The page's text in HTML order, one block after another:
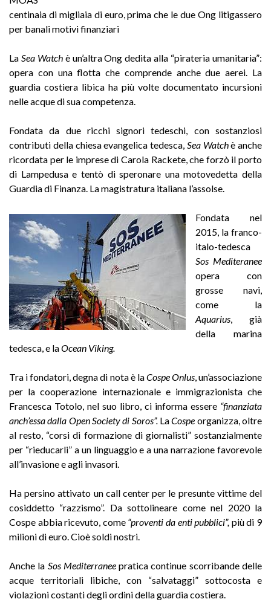
centinaia di migliaia di euro, prima che le due Ong litigassero
per banali motivi finanziari
La Sea Watchè un’altra Ong dedita alla “pirateria umanitaria”:
opera con una flotta che comprende anche due aerei. La
guardia costiera libica ha più volte documentato incursioni
nelle acque di sua competenza.
Fondata da due ricchi signori tedeschi, con sostanziosi
contributi della chiesa evangelica tedesca, Sea Watchè anche
ricordata per le imprese di Carola Rackete, che forzò il porto
di Lampedusa e tentò di speronare una motovedetta della
Guardia di Finanza. La magistratura italiana l’assolse.
Fondata nel
2015, la franco-
italo-tedesca
Sos Mediteranee
opera con
grosse navi,
come la
Aquarius , già
della marina
tedesca, e laOcean Viking.
Tra i fondatori, degna di nota è laCospe Onlus, un’associazione
per la cooperazione internazionale e immigrazionista che
Francesca Totolo, nel suo libro, ci informa essere “finanziata
anch’essa dalla Open Society di Soros”. LaCospe organizza, oltre
al resto, “corsi di formazione di giornalisti” sostanzialmente
per “rieducarli” a un linguaggio e a una narrazione favorevole
all’invasione e agli invasori.
Ha persino attivato un call center per le presunte vittime del
cosiddetto “razzismo”. Da sottolineare come nel 2020 la
Cospe abbia ricevuto, come “proventi da enti pubblici”, più di 9
milioni di euro. Cioè soldi nostri.
Anche la Sos Mediterraneepratica continue scorribande delle
acque territoriali libiche, con “salvataggi” sottocosta e
violazioni costanti degli ordini della guardia costiera.